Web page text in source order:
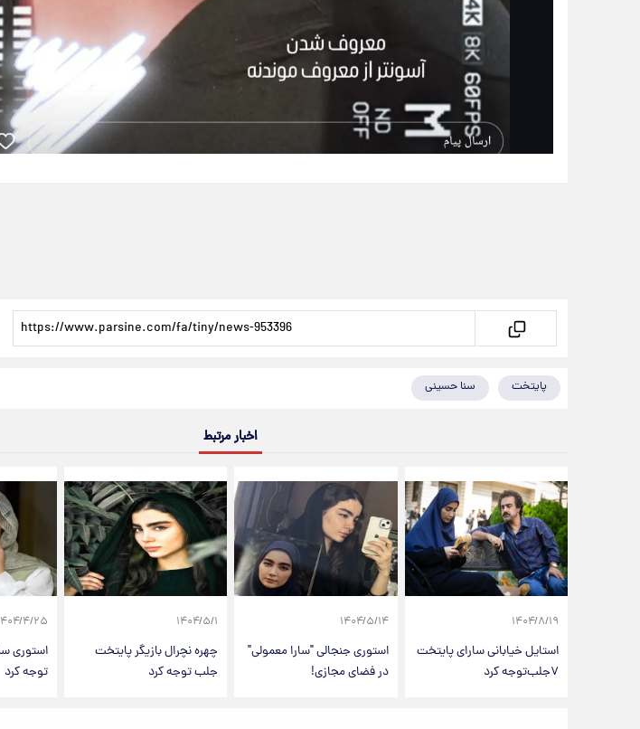
پایتخت سنا حسینی
اخبار مرتبط
۱۴۰۴/۸/۱۹
استایل خیابانی سارای پایتخت
۷جلب‌توجه کرد
۱۴۰۴/۵/۱۴
استوری جنجالی "سارا معمولی"
در فضای مجازی!
۱۴۰۴/۵/۱
چهره نچرال بازیگر پایتخت
جلب توجه کرد
۱۴۰۴/۴/
استوری
توجه کرد